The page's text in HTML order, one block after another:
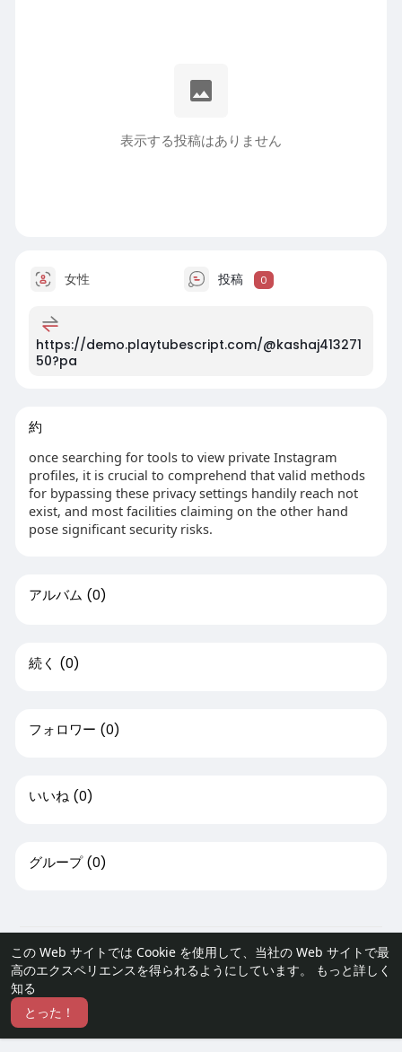
この Web サイトでは Cookie を使用して、当社の Web サイトで最
高のエクスペリエンスを得られるようにしています。
もっと詳しく
知る
とった！
表示する投稿はありません
女性 投稿 0
https://demo.playtubescript.com/@kashaj413271
50?pa
約
once searching for tools to view private Instagram
profiles, it is crucial to comprehend that valid methods
for bypassing these privacy settings handily reach not
exist, and most facilities claiming on the other hand
pose significant security risks.
アルバム (0)
続く (0)
フォロワー (0)
いいね (0)
グループ (0)
© 2026 furisode Link
家
約 お問い合わせ プライバシーポリシー
利用規約
払い戻しをリクエストする